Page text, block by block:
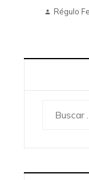
Régulo